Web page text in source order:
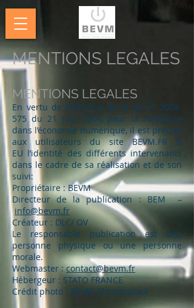
MENTIONS LEGALES
En vertu de l’article 6 de la loi n° 2004-
575 du 21 juin 2004 pour la confiance
dans l’économie numérique, il est précisé
aux utilisateurs du siteBEVM.FR &
EU l’identité des différents intervenants
dans le cadre de sa réalisation et de son
suivi:
Propriétaire : BEVM
Directeur de la publication : BEM –
info@bevm.fr
Créateur : DLC/ OV
Le responsable publication est une
personne physique ou une personne
morale.
Webmaster :contact@bevm.fr
Hébergeur : STATO FRANCE
Crédit photo : BEVM, Shutterstock
MENTIONS LEGALES